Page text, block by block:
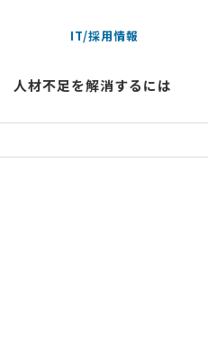
IT/採用情報
人材不足を解消するには